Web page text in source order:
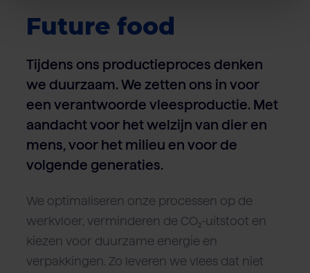
Future food
Tijdens ons productieproces denken
we duurzaam. We zetten ons in voor
een verantwoorde vleesproductie. Met
aandacht voor het welzijn van dier en
mens, voor het milieu en voor de
volgende generaties.
We optimaliseren onze processen op de
werkvloer, verminderen de CO₂-uitstoot en
kiezen voor duurzame energie en
verpakkingen. Zo leveren we vlees dat niet